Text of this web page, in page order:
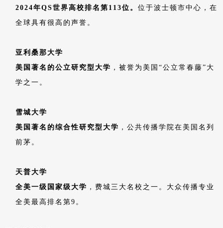
2024年QS世界高校排名第113位。 位于波士顿市中心，在
全球具有很高的声誉。
亚利桑那大学
美国著名的公立研究型大学 ，被誉为美国“公立常春藤”大
学之一。
雪城大学
美国著名的综合性研究型大学 ，公共传播学院在美国名列
前茅。
天普大学
全美一级国家级大学 ，费城三大名校之一。大众传播专业
全美最高排名第9。